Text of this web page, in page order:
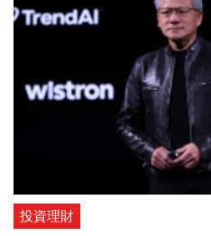
「現貨追高、期貨拼命放空」，配
是為了鎖定利潤套利，還是預防
信今天也跟進買超64.7億元，土洋
投資理財